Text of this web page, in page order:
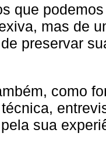
que
mas de
preservar
como
sua